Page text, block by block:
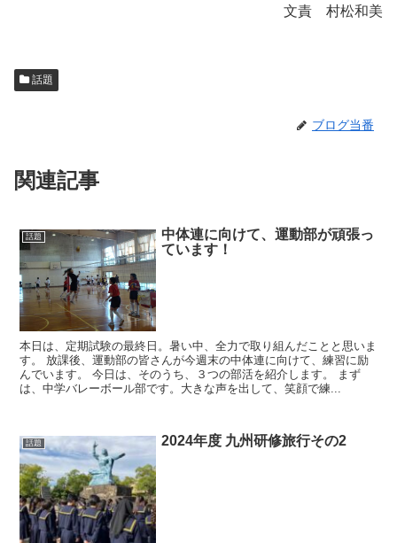
文責 村松和美
話題
ブログ当番
関連記事
話題
中体連に向けて、運動部が頑張っ
ています！
本日は、定期試験の最終日。暑い中、全力で取り組んだことと思いま
す。 放課後、運動部の皆さんが今週末の中体連に向けて、練習に励
んでいます。 今日は、そのうち、３つの部活を紹介します。 まず
は、中学バレーボール部です。大きな声を出して、笑顔で練...
話題 2024年度 九州研修旅行その2